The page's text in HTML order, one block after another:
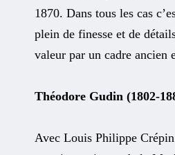
1870. Dans tous les cas
plein de finesse et de
valeur par un cadre ancien
Théodore Gudin (1802-
Avec Louis Philippe